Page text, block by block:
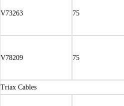
V73263 75
V78209 75
Triax Cables